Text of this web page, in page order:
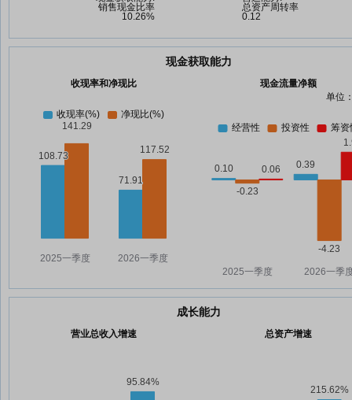
现金获取能力
收现率和净现比
现金流量净额
单位
成长能力
营业总收入增速 总资产增速